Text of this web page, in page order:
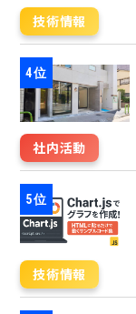
技術情報
社内活動
技術情報